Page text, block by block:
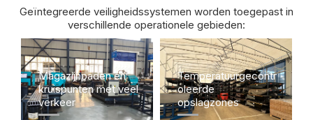
Geïntegreerde veiligheidssystemen worden toegepast in
verschillende operationele gebieden:
Magazijnpaden en
kruispunten met veel
verkeer
Temperatuurgecontr
oleerde
opslagzones